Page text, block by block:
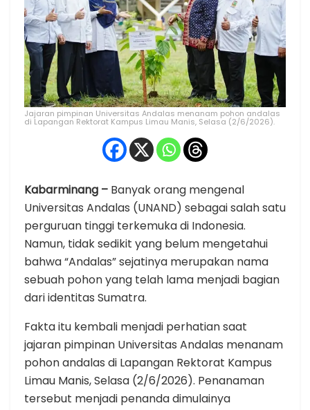
Jajaran pimpinan Universitas Andalas menanam pohon andalas
di Lapangan Rektorat Kampus Limau Manis, Selasa (2/6/2026).
Kabarminang – Banyak orang mengenal
Universitas Andalas (UNAND) sebagai salah satu
perguruan tinggi terkemuka di Indonesia.
Namun, tidak sedikit yang belum mengetahui
bahwa “Andalas” sejatinya merupakan nama
sebuah pohon yang telah lama menjadi bagian
dari identitas Sumatra.
Fakta itu kembali menjadi perhatian saat
jajaran pimpinan Universitas Andalas menanam
pohon andalas di Lapangan Rektorat Kampus
Limau Manis, Selasa (2/6/2026). Penanaman
tersebut menjadi penanda dimulainya